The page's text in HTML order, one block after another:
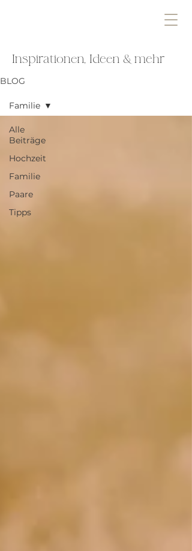
Inspirationen, Ideen & mehr
BLOG
Alle
Beiträge
Hochzeit
Familie
Paare
Tipps
Familie